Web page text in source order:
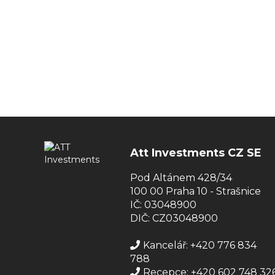
Att Investments CZ SE
Pod Altánem 428/34
100 00 Praha 10 - Strašnice
IČ: 03048900
DIČ: CZ03048900
Kancelář: +420 776 834
788
Recepce: +420 602 748